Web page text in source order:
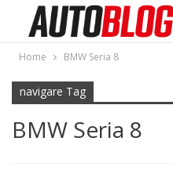
Home BMW Seria 8
navigare Tag
BMW Seria 8